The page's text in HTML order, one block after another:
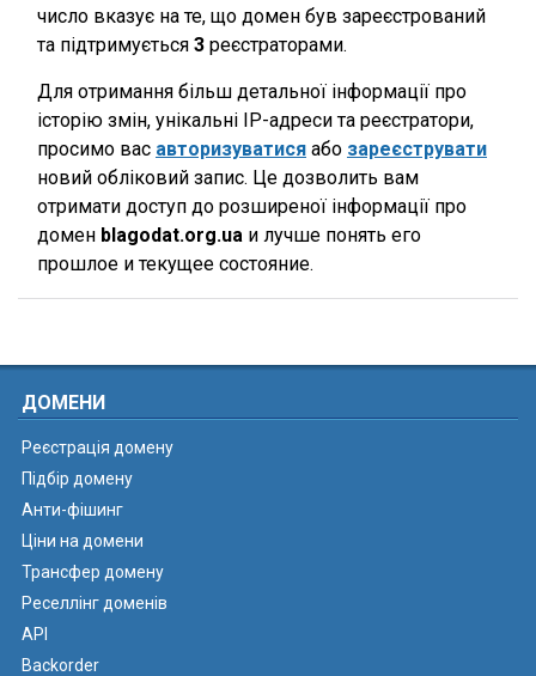
число вказує на те, що домен був зареєстрований
та підтримується 3 реєстраторами.
Для отримання більш детальної інформації про
історію змін, унікальні IP-адреси та реєстратори,
просимо вас авторизуватися або зареєструвати
новий обліковий запис. Це дозволить вам
отримати доступ до розширеної інформації про
домен blagodat.org.ua и лучше понять его
прошлое и текущее состояние.
ДОМЕНИ
Реєстрація домену
Підбір домену
Анти-фішинг
Ціни на домени
Трансфер домену
Реселлінг доменів
API
Backorder